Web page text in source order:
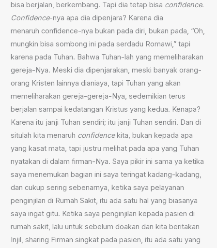
bisa berjalan, berkembang. Tapi dia tetap bisa confidence.
Confidence-nya apa dia dipenjara? Karena dia
menaruh confidence-nya bukan pada diri, bukan pada, “Oh,
mungkin bisa sombong ini pada serdadu Romawi,” tapi
karena pada Tuhan. Bahwa Tuhan-lah yang memeliharakan
gereja-Nya. Meski dia dipenjarakan, meski banyak orang-
orang Kristen lainnya dianiaya, tapi Tuhan yang akan
memeliharakan gereja-gereja-Nya, sedemikian terus
berjalan sampai kedatangan Kristus yang kedua. Kenapa?
Karena itu janji Tuhan sendiri; itu janji Tuhan sendiri. Dan di
situlah kita menaruh confidencekita, bukan kepada apa
yang kasat mata, tapi justru melihat pada apa yang Tuhan
nyatakan di dalam firman-Nya. Saya pikir ini sama ya ketika
saya menemukan bagian ini saya teringat kadang-kadang,
dan cukup sering sebenarnya, ketika saya pelayanan
penginjilan di Rumah Sakit, itu ada satu hal yang biasanya
saya ingat gitu. Ketika saya penginjilan kepada pasien di
rumah sakit, lalu untuk sebelum doakan dan kita beritakan
Injil, sharing Firman singkat pada pasien, itu ada satu yang